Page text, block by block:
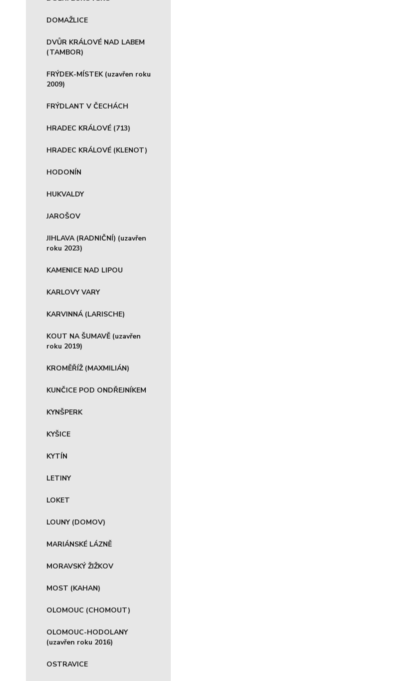
DOMAŽLICE
DVŮR KRÁLOVÉ NAD LABEM
(TAMBOR)
FRÝDEK-MÍSTEK (uzavřen roku
2009)
FRÝDLANT V ČECHÁCH
HRADEC KRÁLOVÉ (713)
HRADEC KRÁLOVÉ (KLENOT)
HODONÍN
HUKVALDY
JAROŠOV
JIHLAVA (RADNIČNÍ) (uzavřen
roku 2023)
KAMENICE NAD LIPOU
KARLOVY VARY
KARVINNÁ (LARISCHE)
KOUT NA ŠUMAVĚ (uzavřen
roku 2019)
KROMĚŘÍŽ (MAXMILIÁN)
KUNČICE POD ONDŘEJNÍKEM
KYNŠPERK
KYŠICE
KYTÍN
LETINY
LOKET
LOUNY (DOMOV)
MARIÁNSKÉ LÁZNĚ
MORAVSKÝ ŽIŽKOV
MOST (KAHAN)
OLOMOUC (CHOMOUT)
OLOMOUC-HODOLANY
(uzavřen roku 2016)
OSTRAVICE